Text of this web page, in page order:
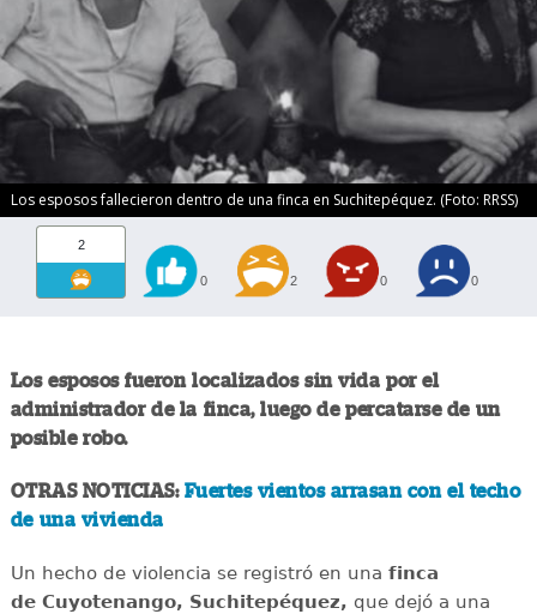
Los esposos fallecieron dentro de una finca en Suchitepéquez. (Foto: RRSS)
2
0 2 0 0
Los esposos fueron localizados sin vida por el
administrador de la finca, luego de percatarse de un
posible robo.
OTRAS NOTICIAS: Fuertes vientos arrasan con el techo
de una vivienda
Un hecho de violencia se registró en una finca
de Cuyotenango, Suchitepéquez, que dejó a una